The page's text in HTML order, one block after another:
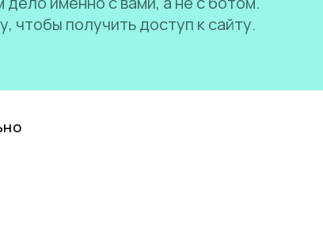
чтобы получить доступ к сайту.